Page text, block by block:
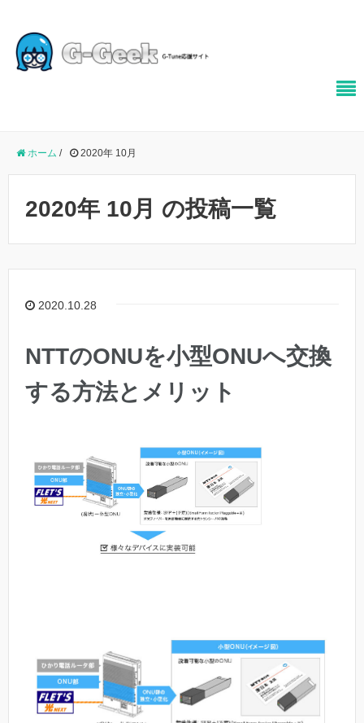
ホーム / 2020年 10月
2020年 10月 の投稿一覧
2020.10.28
NTTのONUを小型ONUへ交換
する方法とメリット